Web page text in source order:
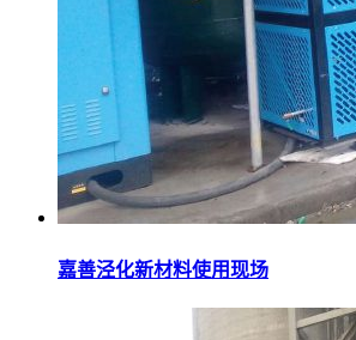
嘉善泾化新材料使用现场